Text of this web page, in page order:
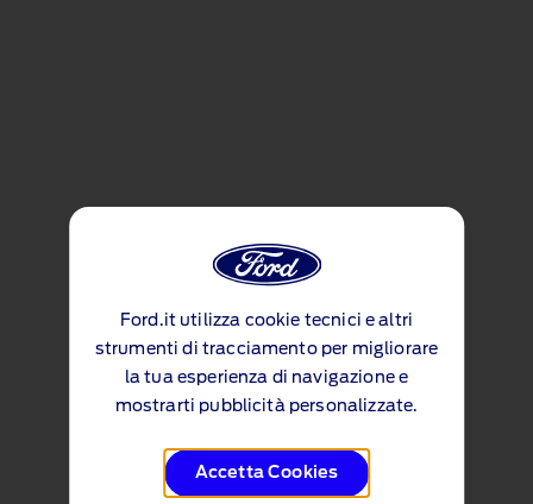
Ford.it utilizza cookie tecnici e altri
strumenti di tracciamento per migliorare
la tua esperienza di navigazione e
mostrarti pubblicità personalizzate.
Accetta Cookies